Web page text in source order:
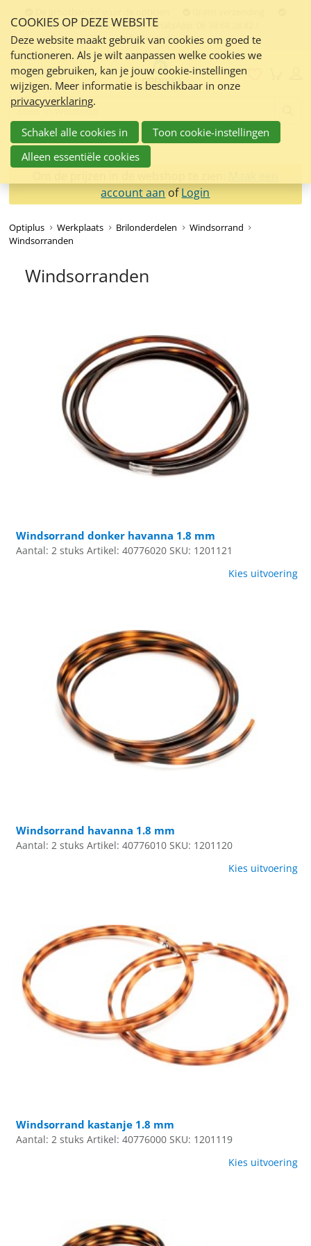
links
over
Spring
naar
de
inhoud
Spring
naar
navigatie
Contact:050 551 5200 / WhatsApp: 06 38 68 28 82 /
info@optiplus.nl
Menu
Zoeken:
account aan ofLogin
Optiplus Werkplaats Brilonderdelen
Windsorrand
Windsorranden
Windsorranden
Windsorrand donker havanna 1.8 mm
Aantal: 2 stuks Artikel: 40776020 SKU: 1201121
Kies uitvoering
Windsorrand havanna 1.8 mm
Aantal: 2 stuks Artikel: 40776010 SKU: 1201120
Kies uitvoering
Windsorrand kastanje 1.8 mm
Aantal: 2 stuks Artikel: 40776000 SKU: 1201119
Kies uitvoering
COOKIES OP DEZE WEBSITE
Deze website maakt gebruik van cookies om goed te
functioneren. Als je wilt aanpassen welke cookies we
mogen gebruiken, kan je jouw cookie-instellingen
wijzigen. Meer informatie is beschikbaar in onze
privacyverklaring.
Schakel alle cookies in
Toon cookie-instellingen
Alleen essentiële cookies